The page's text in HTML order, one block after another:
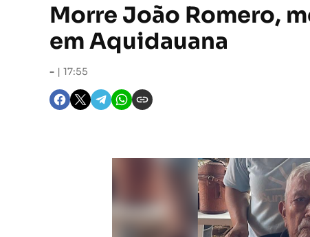
Morre João Romero,
em Aquidauana
- 17:55